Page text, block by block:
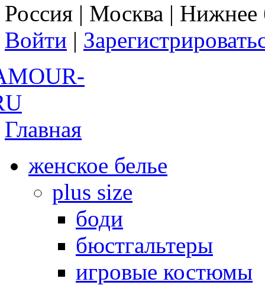
Россия | Москва |
Войти |
Главная
женское белье
plus size
боди
бюстгальтеры
игровые костюмы